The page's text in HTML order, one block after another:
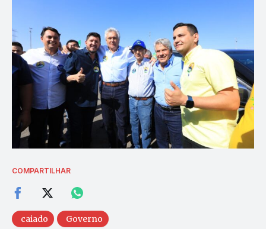
COMPARTILHAR
caiado Governo